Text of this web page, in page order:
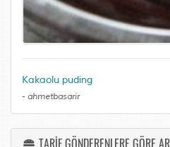
Kakaolu puding
- ahmetbasarir
TARİF GÖNDERENLERE GÖRE